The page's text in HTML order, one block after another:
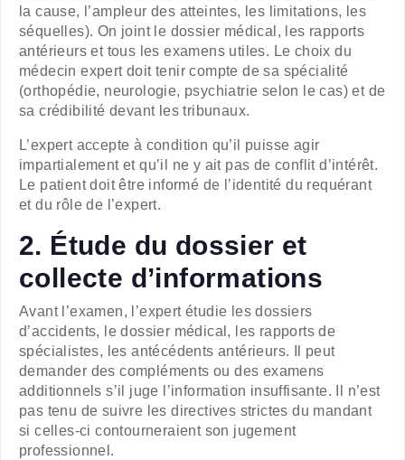
la cause, l’ampleur des atteintes, les limitations, les
séquelles). On joint le dossier médical, les rapports
antérieurs et tous les examens utiles. Le choix du
médecin expert doit tenir compte de sa spécialité
(orthopédie, neurologie, psychiatrie selon le cas) et de
sa crédibilité devant les tribunaux.
L’expert accepte à condition qu’il puisse agir
impartialement et qu’il ne y ait pas de conflit d’intérêt.
Le patient doit être informé de l’identité du requérant
et du rôle de l’expert.
2. Étude du dossier et
collecte d’informations
Avant l’examen, l’expert étudie les dossiers
d’accidents, le dossier médical, les rapports de
spécialistes, les antécédents antérieurs. Il peut
demander des compléments ou des examens
additionnels s’il juge l’information insuffisante. Il n’est
pas tenu de suivre les directives strictes du mandant
si celles-ci contourneraient son jugement
professionnel.